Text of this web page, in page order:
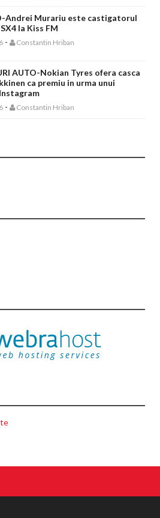
Andrei Murariu este castigatorul
la Kiss FM
- Constantin Hriban
AUTO-Nokian Tyres ofera casca
ca premiu in urma unui
- Constantin Hriban